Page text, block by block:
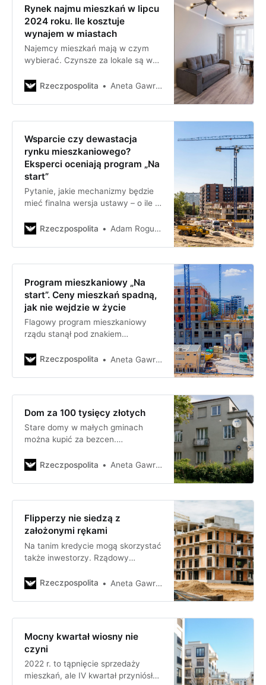
Rynek najmu mieszkań w lipcu
2024 roku. Ile kosztuje
wynajem w miastach
Najemcy mieszkań mają w czym
wybierać. Czynsze za lokale są w
krótkoterminowo wzrosnąć w
studentów.
Rzeczpospolita Aneta Gawrońska
Wsparcie czy dewastacja
rynku mieszkaniowego?
Eksperci oceniają program „Na
start”
Pytanie, jakie mechanizmy będzie
mieć finalna wersja ustawy – o ile w
większość.
Rzeczpospolita Adam Roguski
Program mieszkaniowy „Na
start”. Ceny mieszkań spadną,
jak nie wejdzie w życie
Flagowy program mieszkaniowy
rządu stanął pod znakiem
ślimaczą, ostro krytykuje go
Rzeczpospolita Aneta Gawrońska
Dom za 100 tysięcy złotych
Stare domy w małych gminach
można kupić za bezcen.
miast są wybierane dla adresu.
Rzeczpospolita Aneta Gawrońska
Flipperzy nie siedzą z
założonymi rękami
Na tanim kredycie mogą skorzystać
także inwestorzy. Rządowy
mieszkań i nowych, i używanych.
i flipperów.
Rzeczpospolita Aneta Gawrońska
Mocny kwartał wiosny nie
czyni
2022 r. to tąpnięcie sprzedaży
mieszkań, ale IV kwartał przyniósł